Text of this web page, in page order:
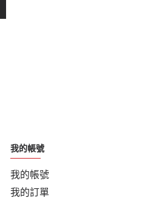
我的帳號
我的帳號
我的訂單